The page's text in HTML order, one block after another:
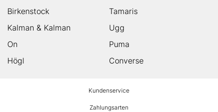
Birkenstock
Tamaris
Kalman & Kalman
Ugg
On
Puma
Högl
Converse
Kundenservice
Zahlungsarten